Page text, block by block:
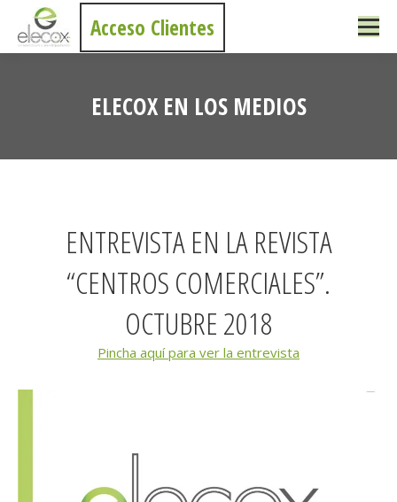
Acceso Clientes
ELECOX EN LOS MEDIOS
ENTREVISTA EN LA REVISTA
“CENTROS COMERCIALES”.
OCTUBRE 2018
Pincha aquí para ver la entrevista